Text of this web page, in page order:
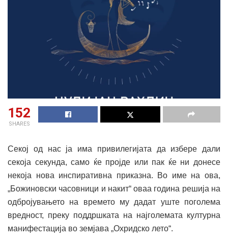
152
SHARES
Секој од нас ја има привилегијата да избере дали
секоја секунда, само ќе пројде или пак ќе ни донесе
некоја нова инспиративна приказна. Во име на ова,
„Божиновски часовници и накит“ оваа година решија на
одбројувањето на времето му дадат уште поголема
вредност, преку поддршката на најголемата културна
манифестација во земјава „Охридско лето“.